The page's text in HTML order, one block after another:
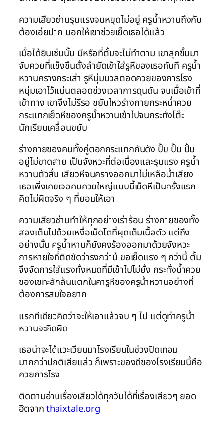
ความเสียวซ่านรุนแรงจนหยุดไม่อยู่ ครูน้ำหวานถึงกับ
ต้องเอ่ยปาก บอกให้เขาช่วยเย็ดเธอได้แล้ว
เมื่อได้ยินเช่นนั้น มีหรือที่ตั้มจะไม่ทำตาม เขาลุกขึ้นมา
จับควยที่แข็งขืนตั้งลำยัดเข้าใส่รูหีของเธอทันที ครูน้ำ
หวานครางกระเส่า รูหีนุ่มนวลตอดควยของภารโรง
หนุ่มเอาไว้แน่นตลอดช่วงเวลาการดุนดัน จนเมื่อเข้าที่
เข้าทาง เขาจึงไม่รีรอ ขยับไหวร่างกายกระหน่ำควย
กระแทกเย็ดหีของครูน้ำหวานเข้าไปจนกระทั่งโต๊ะ
นักเรียนเคลื่อนขยับ
ร่างกายของคนทั้งคู่ตอกกระแทกกันดัง ปั้บ ปั้บ ปั้บ
อยู่ไม่ขาดสาย เป็นจังหวะที่ต่อเนื่องและรุนแรง ครูน้ำ
หวานตัวสั่น เสียวหีจนครางออกมาไม่เหลือน้ำเสียง
เธอเพิ่งเคยเจอคนควยใหญ่แบบนี้เย็ดหีเป็นครั้งแรก
คิดไม่ผิดจริง ๆ ที่ยอมให้เอา
ความเสียวซ่านทำให้ทุกอย่างเร่าร้อน ร่างกายของทั้ง
สองเต็มไปด้วยเหงื่อเม็ดโตที่ผุดเต็มเนื้อตัว แต่ถึง
อย่างนั้น ครูน้ำหานก็ยังคงร้องออกมาด้วยจังหวะ
การหายใจที่ติดขัดว่ารงกว่าน้ ขอเย็ดแรง ๆ กว่านี้ ตั้ม
จึงจัดการใส่แรงทั้งหมดที่มีเข้าไปไม่ยั้ง กระทั่งน้ำควย
ของเขทะลักล้นแตกในคารูหีของครูน้ำหวานอย่างที่
ต้องการสมใจอยาก
แรกทีเดียวคิดว่าจะให้เอาแล้วจบ ๆ ไป แต่ดูท่าครูน้ำ
หวานจะคิดผิด
เธอน่าจะได้แวะเวียนมาโรงเรียนในช่วงปิดเทอม
มากกว่าปกติเสียแล่ว ก็เพราะของดีของโรงเรียนนี้คือ
ควยภารโรง
ติดตามอ่านเรื่องเสียวได้ทุกวันได้ที่เรื่องเสียวๆ ยอด
ฮิตจากthaixtale.org